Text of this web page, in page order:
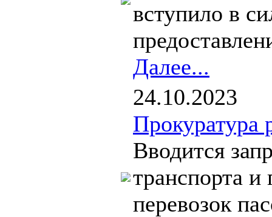
вступило в
Далее...
24.10.2023
Прокуратура
Вводится
транспорта и
перевозок